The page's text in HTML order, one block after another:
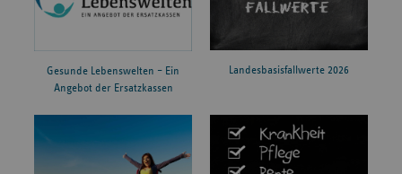
Gesunde Lebenswelten – Ein
Angebot der Ersatzkassen
Landesbasisfallwerte 2026